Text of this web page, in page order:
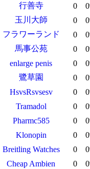
行善寺 0 0
玉川大師 0 0
フラワーランド 0 0
馬事公苑 0 0
enlarge penis 0 0
鷺草園 0 0
HsvsRsvsesv 0 0
Tramadol 0 0
Pharmc585 0 0
Klonopin 0 0
Breitling Watches 0 0
Cheap Ambien 0 0